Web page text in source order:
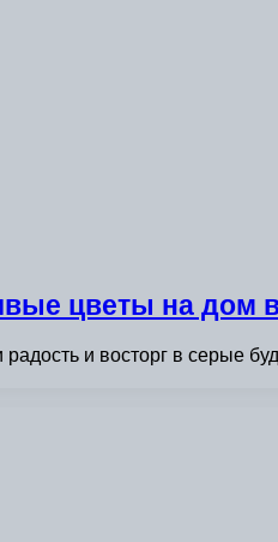
цветы на дом
и восторг в серые